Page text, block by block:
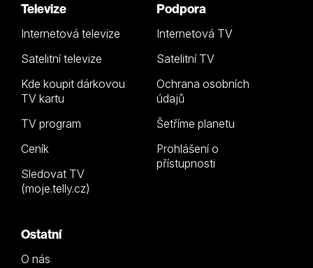
Televize
Internetová televize
Satelitní televize
Kde koupit dárkovou
TV kartu
TV program
Ceník
Sledovat TV
(moje.telly.cz)
Podpora
Internetová TV
Satelitní TV
Ochrana osobních
údajů
Šetříme planetu
Prohlášení o
přístupnosti
Ostatní
O nás